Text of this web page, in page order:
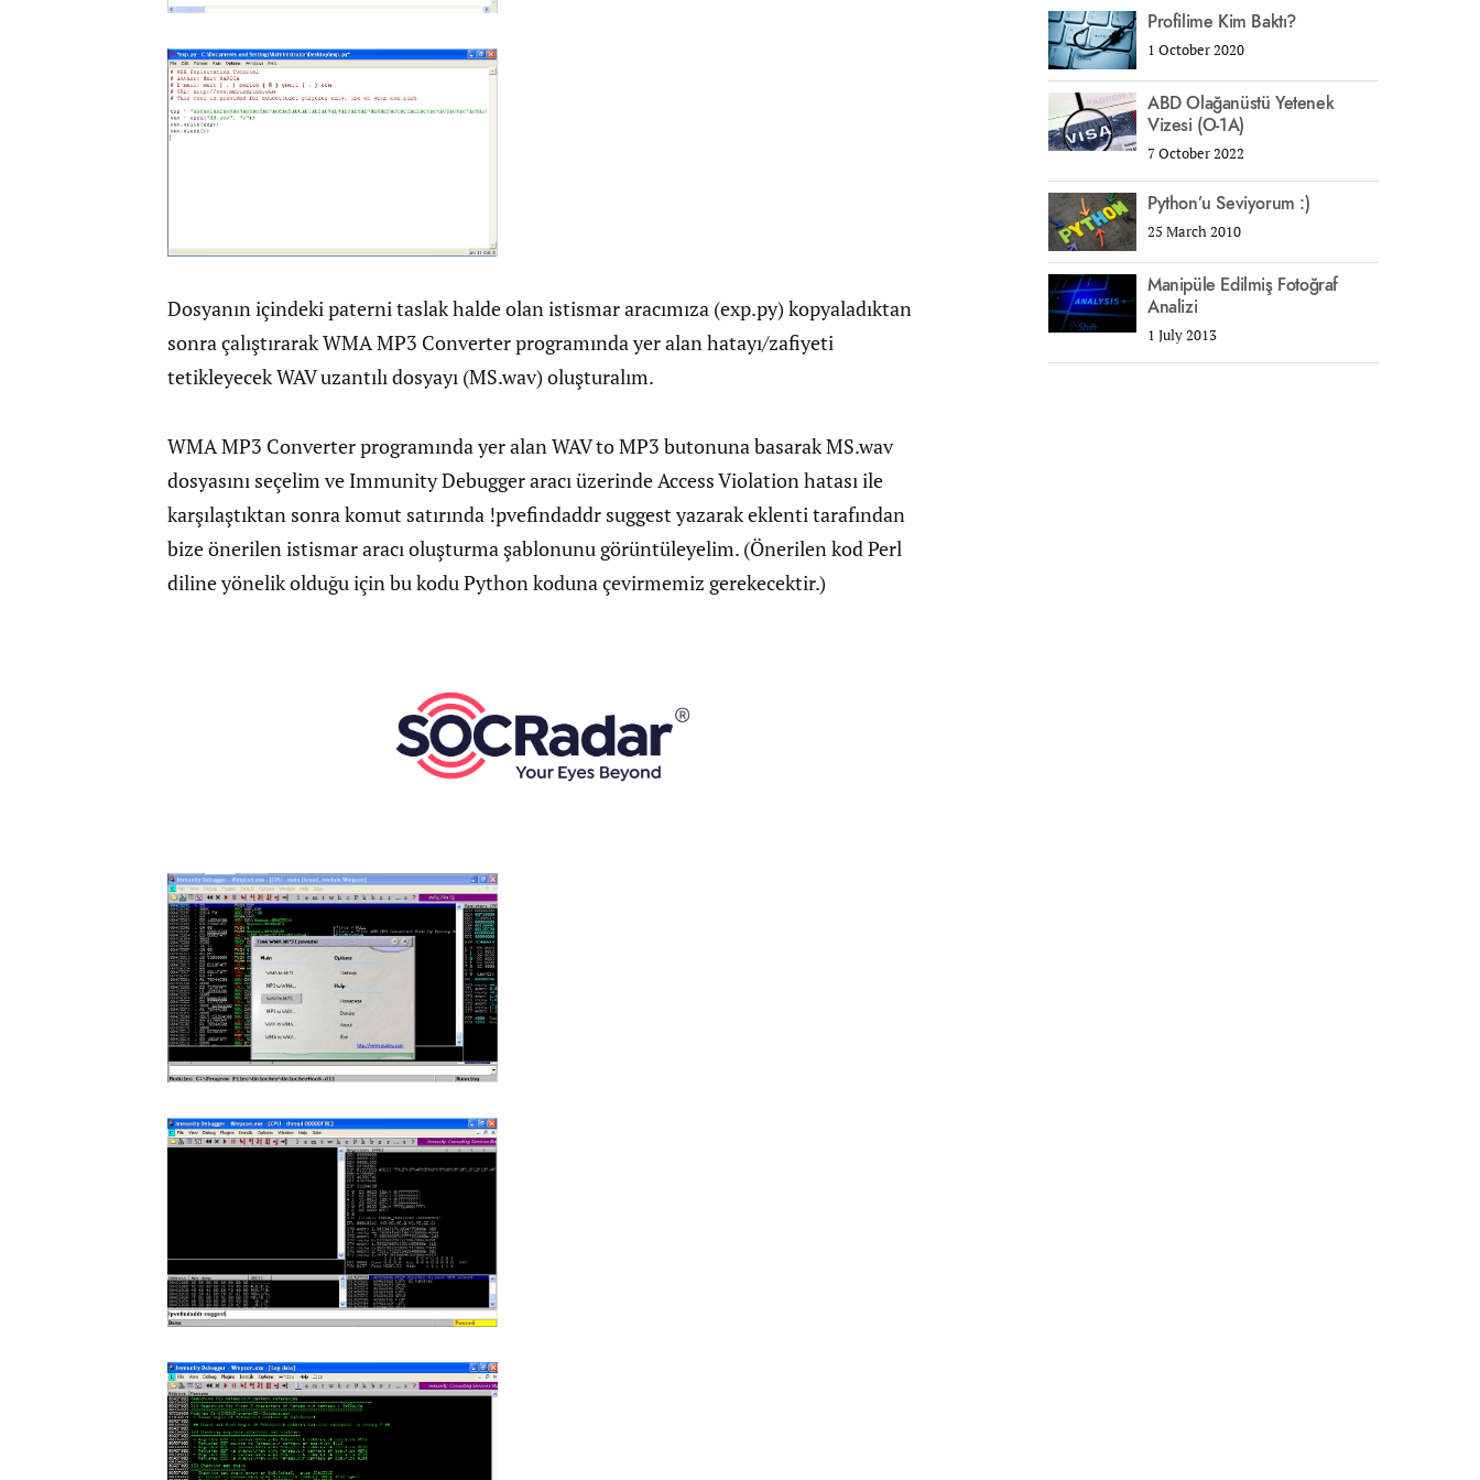
Dosyanın içindeki paterni taslak halde olan istismar aracımıza (exp.py) kopyaladıktan
sonra çalıştırarak WMA MP3 Converter programında yer alan hatayı/zafiyeti
tetikleyecek WAV uzantılı dosyayı (MS.wav) oluşturalım.
WMA MP3 Converter programında yer alan WAV to MP3 butonuna basarak MS.wav
dosyasını seçelim ve Immunity Debugger aracı üzerinde Access Violation hatası ile
karşılaştıktan sonra komut satırında !pvefindaddr suggest yazarak eklenti tarafından
bize önerilen istismar aracı oluşturma şablonunu görüntüleyelim. (Önerilen kod Perl
diline yönelik olduğu için bu kodu Python koduna çevirmemiz gerekecektir.)
Profilime Kim Baktı?
1 October 2020
ABD Olağanüstü Yetenek
Vizesi (O-1A)
7 October 2022
Python’u Seviyorum :)
25 March 2010
Manipüle Edilmiş Fotoğraf
Analizi
1 July 2013